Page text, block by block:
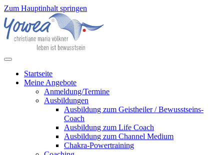
Zum Hauptinhalt springen
Startseite
Meine Angebote
Anmeldung/Termine
Ausbildungen
Ausbildung zum Geistheiler / Bewusstseins-
Coach
Ausbildung zum Life Coach
Ausbildung zum Channel Medium
Chakra-Powertraining